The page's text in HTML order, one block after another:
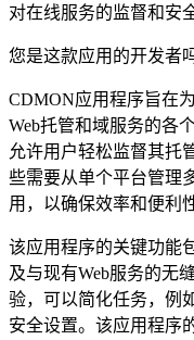
对在线服务的监督和安
您是这款应用的开发者
CDMON应用程序旨在
Web托管和域服务的各
允许用户轻松监督其托
些需要从单个平台管理
用，以确保效率和便利
该应用程序的关键功能
及与现有Web服务的无
验，可以简化任务，例
安全设置。该应用程序